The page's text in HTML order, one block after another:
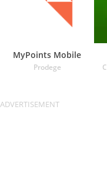
MyPoints Mobile
Prodege